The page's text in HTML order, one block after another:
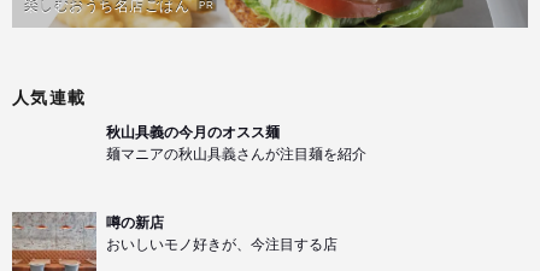
楽しむおうち名店ごはん PR
人気連載
秋山具義の今月のオスス麺
麺マニアの秋山具義さんが注目麺を紹介
噂の新店
おいしいモノ好きが、今注目する店